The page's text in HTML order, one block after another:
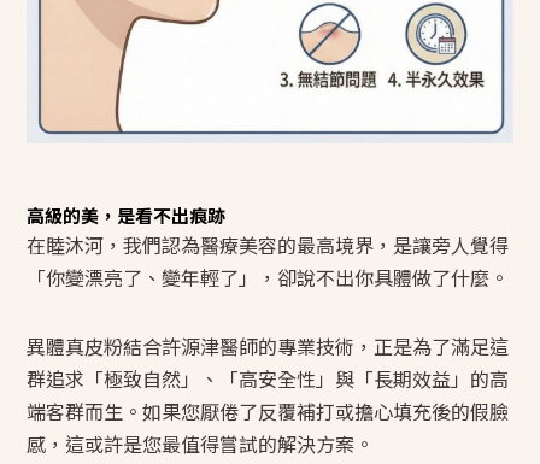
高級的美，是看不出痕跡
在睦沐河，我們認為醫療美容的最高境界，是讓旁人覺得
「你變漂亮了、變年輕了」，卻說不出你具體做了什麼。
異體真皮粉結合許源津醫師的專業技術，正是為了滿足這
群追求「極致自然」、「高安全性」與「長期效益」的高
端客群而生。如果您厭倦了反覆補打或擔心填充後的假臉
感，這或許是您最值得嘗試的解決方案。